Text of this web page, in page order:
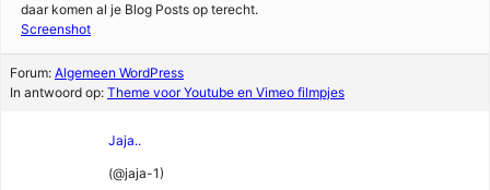
daar komen al je Blog Posts op terecht.
Screenshot
Forum: Algemeen WordPress
In antwoord op: Theme voor Youtube en Vimeo filmpjes
Jaja..
(@jaja-1)